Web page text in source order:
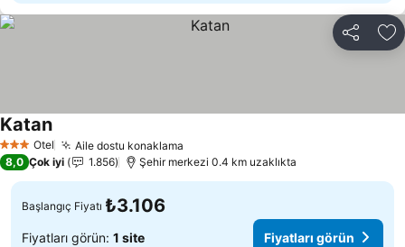
Paylaş
3 YıldızOtel Aile dostu konaklama
KatanFiyatları görün
8,0 Çok iyi 1.856 Şehir merkezi 0.4 km uzaklıkta
Başlangıç Fiyatı ₺3.106
Fiyatları görün: 1 site Fiyatları görün